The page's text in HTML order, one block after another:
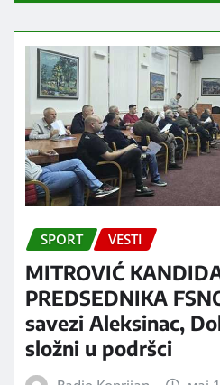
SPORT VESTI
MITROVIĆ
PREDSEDNIKA
savezi Aleksinac,
složni u podršci